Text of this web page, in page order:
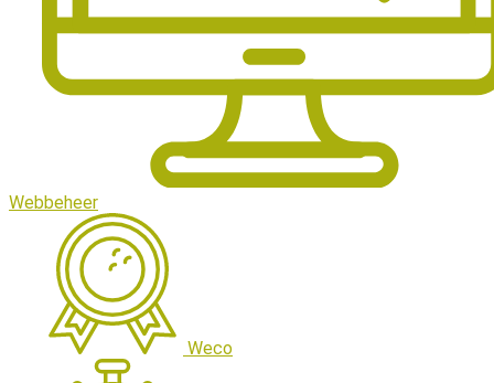
Webbeheer
Weco